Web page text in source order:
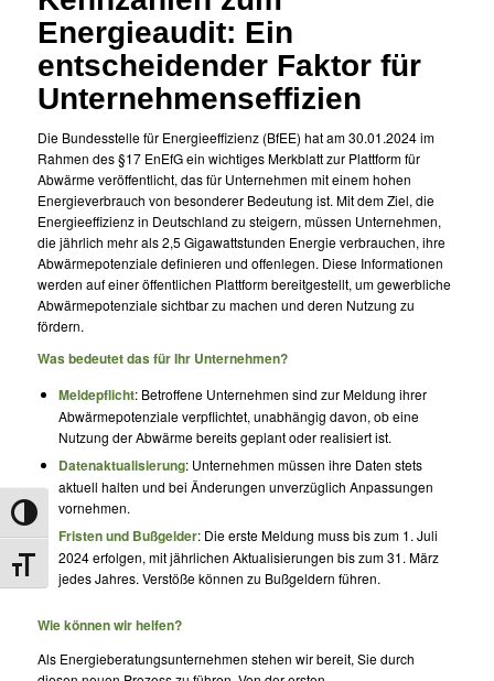
Umschalten auf hohe Kontraste
Schrift vergrößern
Energieaudit: Ein
entscheidender Faktor für
Unternehmenseffizien
Die Bundesstelle für Energieeffizienz (BfEE) hat am 30.01.2024 im
Rahmen des §17 EnEfG ein wichtiges Merkblatt zur Plattform für
Abwärme veröffentlicht, das für Unternehmen mit einem hohen
Energieverbrauch von besonderer Bedeutung ist. Mit dem Ziel, die
Energieeffizienz in Deutschland zu steigern, müssen Unternehmen,
die jährlich mehr als 2,5 Gigawattstunden Energie verbrauchen, ihre
Abwärmepotenziale definieren und offenlegen. Diese Informationen
werden auf einer öffentlichen Plattform bereitgestellt, um gewerbliche
Abwärmepotenziale sichtbar zu machen und deren Nutzung zu
fördern.
Was bedeutet das für Ihr Unternehmen?
Meldepflicht: Betroffene Unternehmen sind zur Meldung ihrer
Abwärmepotenziale verpflichtet, unabhängig davon, ob eine
Nutzung der Abwärme bereits geplant oder realisiert ist.
Datenaktualisierung: Unternehmen müssen ihre Daten stets
aktuell halten und bei Änderungen unverzüglich Anpassungen
vornehmen.
Fristen und Bußgelder: Die erste Meldung muss bis zum 1. Juli
2024 erfolgen, mit jährlichen Aktualisierungen bis zum 31. März
jedes Jahres. Verstöße können zu Bußgeldern führen.
Wie können wir helfen?
Als Energieberatungsunternehmen stehen wir bereit, Sie durch